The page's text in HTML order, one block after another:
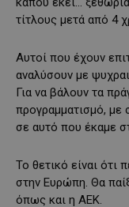
τίτλους μετά από 4
Αυτοί που έχουν
αναλύσουν με
Για να βάλουν τα
προγραμματισμό,
σε αυτό που έκαμε
Το θετικό είναι ότι
στην Ευρώπη. Θα
όπως και η ΑΕΚ.